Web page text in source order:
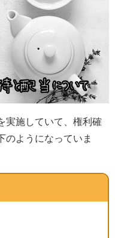
実施していて、権利確
のようになっていま